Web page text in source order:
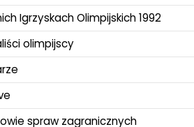
Igrzyskach Olimpijskich 1992
olimpijscy
spraw zagranicznych